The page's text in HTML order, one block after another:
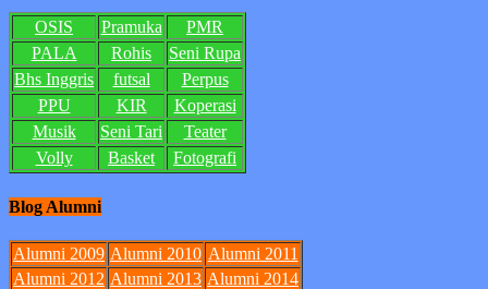
OSIS Pramuka
PMR
PALA
Rohis
Seni Rupa
Bhs Inggris
futsal
Perpus
PPU
KIR
Koperasi
Musik
Seni Tari
Teater
Volly
Basket Fotografi
Blog Alumni
Alumni 2009 Alumni 2010 Alumni 2011
Alumni 2012 Alumni 2013 Alumni 2014